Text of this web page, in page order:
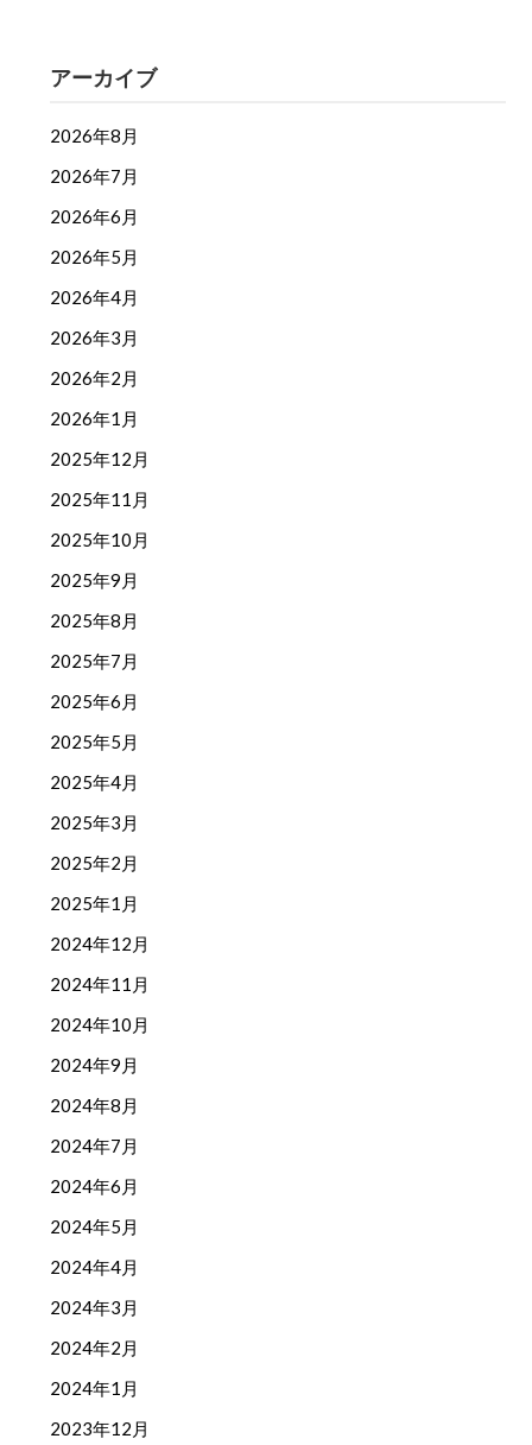
アーカイブ
2026年8月
2026年7月
2026年6月
2026年5月
2026年4月
2026年3月
2026年2月
2026年1月
2025年12月
2025年11月
2025年10月
2025年9月
2025年8月
2025年7月
2025年6月
2025年5月
2025年4月
2025年3月
2025年2月
2025年1月
2024年12月
2024年11月
2024年10月
2024年9月
2024年8月
2024年7月
2024年6月
2024年5月
2024年4月
2024年3月
2024年2月
2024年1月
2023年12月